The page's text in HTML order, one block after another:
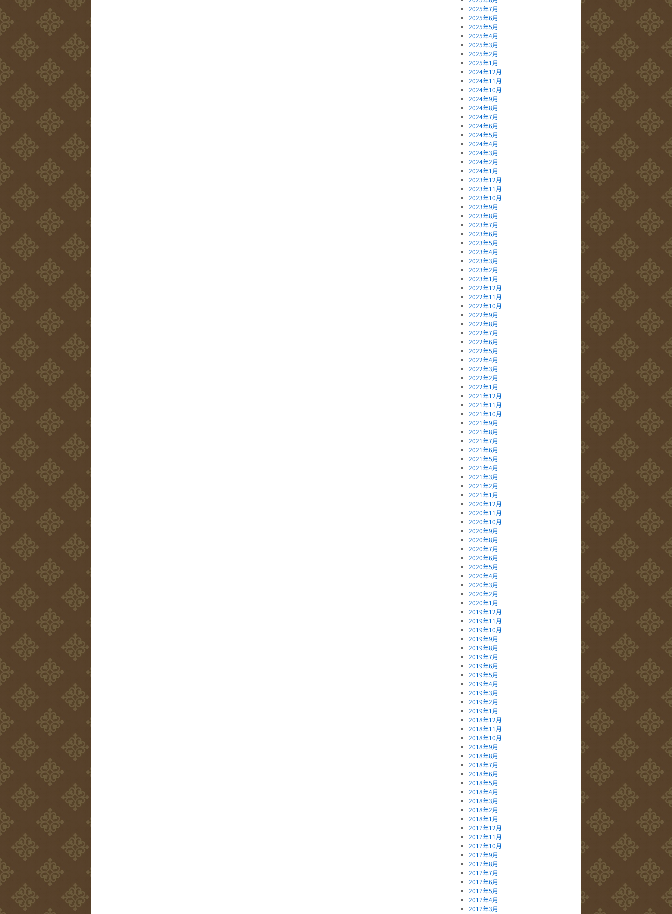
2025年7月
2025年6月
2025年5月
2025年4月
2025年3月
2025年2月
2025年1月
2024年12月
2024年11月
2024年10月
2024年9月
2024年8月
2024年7月
2024年6月
2024年5月
2024年4月
2024年3月
2024年2月
2024年1月
2023年12月
2023年11月
2023年10月
2023年9月
2023年8月
2023年7月
2023年6月
2023年5月
2023年4月
2023年3月
2023年2月
2023年1月
2022年12月
2022年11月
2022年10月
2022年9月
2022年8月
2022年7月
2022年6月
2022年5月
2022年4月
2022年3月
2022年2月
2022年1月
2021年12月
2021年11月
2021年10月
2021年9月
2021年8月
2021年7月
2021年6月
2021年5月
2021年4月
2021年3月
2021年2月
2021年1月
2020年12月
2020年11月
2020年10月
2020年9月
2020年8月
2020年7月
2020年6月
2020年5月
2020年4月
2020年3月
2020年2月
2020年1月
2019年12月
2019年11月
2019年10月
2019年9月
2019年8月
2019年7月
2019年6月
2019年5月
2019年4月
2019年3月
2019年2月
2019年1月
2018年12月
2018年11月
2018年10月
2018年9月
2018年8月
2018年7月
2018年6月
2018年5月
2018年4月
2018年3月
2018年2月
2018年1月
2017年12月
2017年11月
2017年10月
2017年9月
2017年8月
2017年7月
2017年6月
2017年5月
2017年4月
2017年3月